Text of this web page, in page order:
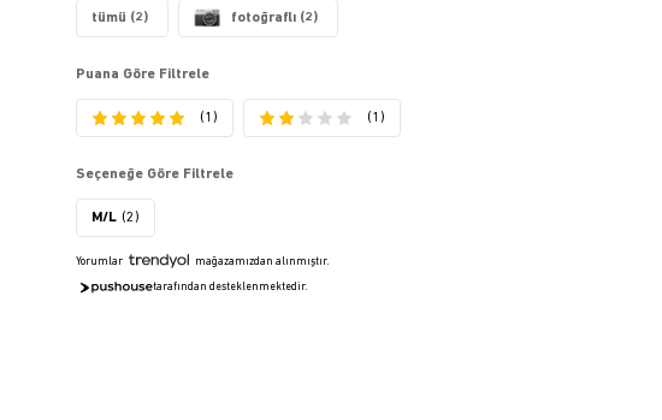
tümü (2) fotoğraflı (2)
Puana Göre Filtrele
(1) (1)
Seçeneğe Göre Filtrele
M/L (2)
Yorumlar mağazamızdan alınmıştır.
tarafından desteklenmektedir.